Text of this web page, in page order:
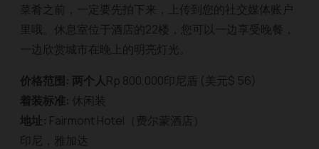
菜肴之前，一定要先拍下来，上传到您的社交媒体账户
里哦。休息室位于酒店的22楼，您可以一边享受晚餐，
一边欣赏城市在晚上的明亮灯光。
价格范围: 两个人Rp 800,000印尼盾 (美元$ 56)
着装标准: 休闲装
地址: Fairmont Hotel（费尔蒙酒店）
印尼，雅加达